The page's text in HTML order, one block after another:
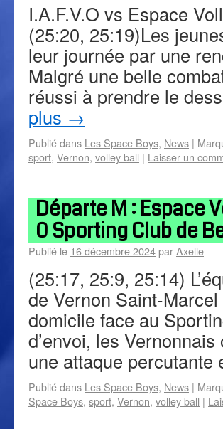
I.A.F.V.O vs Espace
(25:20, 25:19)Les
leur journée par une
Malgré une belle
réussi à prendre le
plus →
Publié dans Les Space Boys, News |
sport, Vernon, volley ball | Laisser un
Départe M : Espace
0 Sporting Club de
Publié le 16 décembre 2024parAxelle
(25:17, 25:9, 25:14)
de Vernon Saint-
domicile face au
d’envoi, les
une attaque
Publié dans Les Space Boys, News |
Space Boys, sport, Vernon, volley ball |